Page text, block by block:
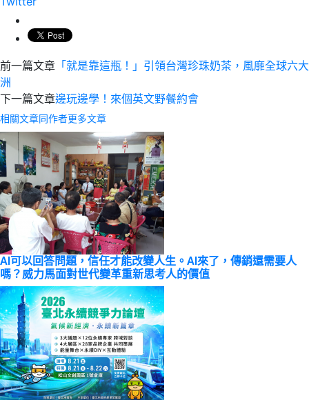
前一篇文章 「就是靠這瓶！」引領台灣珍珠奶茶，風靡全球六大
洲
下一篇文章邊玩邊學！來個英文野餐約會
相關文章同作者更多文章
AI可以回答問題，信任才能改變人生。AI來了，傳銷還需要人
嗎？威力馬面對世代變革重新思考人的價值